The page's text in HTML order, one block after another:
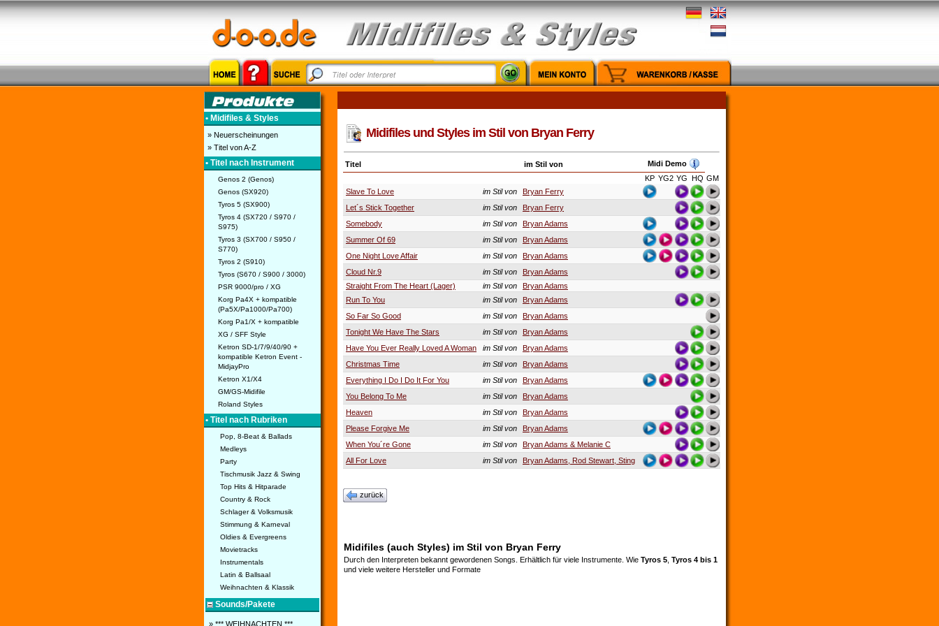
• Midifiles & Styles
» Neuerscheinungen
» Titel von A-Z
• Titel nach Instrument
Genos 2 (Genos)
Genos (SX920)
Tyros 5 (SX900)
Tyros 4 (SX720 / S970 /
S975)
Tyros 3 (SX700 / S950 /
S770)
Tyros 2 (S910)
Tyros (S670 / S900 / 3000)
PSR 9000/pro / XG
Korg Pa4X + kompatible
(Pa5X/Pa1000/Pa700)
Korg Pa1/X + kompatible
XG / SFF Style
Ketron SD-1/7/9/40/90 +
kompatible Ketron Event -
MidjayPro
Ketron X1/X4
GM/GS-Midifile
Roland Styles
• Titel nach Rubriken
Pop, 8-Beat & Ballads
Medleys
Party
Tischmusik Jazz & Swing
Top Hits & Hitparade
Country & Rock
Schlager & Volksmusik
Stimmung & Karneval
Oldies & Evergreens
Movietracks
Instrumentals
Latin & Ballsaal
Weihnachten & Klassik
Sounds/Pakete
» *** WEIHNACHTEN ***
Midifiles und Styles im Stil von Bryan Ferry
Titel im Stil von
Midi Demo
KP YG2 YG HQ GM
Slave To Love
im Stil von
Bryan Ferry
Let´s Stick Together
im Stil von
Bryan Ferry
Somebody
im Stil von
Bryan Adams
Summer Of 69
im Stil von
Bryan Adams
One Night Love Affair
im Stil von
Bryan Adams
Cloud Nr.9
im Stil von
Bryan Adams
Straight From The Heart (Lager)
im Stil von
Bryan Adams
Run To You
im Stil von
Bryan Adams
So Far So Good
im Stil von
Bryan Adams
Tonight We Have The Stars
im Stil von
Bryan Adams
Have You Ever Really Loved A Woman
im Stil von
Bryan Adams
Christmas Time
im Stil von
Bryan Adams
Everything I Do I Do It For You
im Stil von
Bryan Adams
You Belong To Me
im Stil von
Bryan Adams
Heaven
im Stil von
Bryan Adams
Please Forgive Me
im Stil von
Bryan Adams
When You´re Gone
im Stil von
Bryan Adams & Melanie C
All For Love
im Stil von Bryan Adams, Rod Stewart, Sting
zurück
Midifiles (auch Styles) im Stil von Bryan Ferry
Durch den Interpreten bekannt gewordenen Songs. Erhältlich für viele Instrumente. Wie Tyros 5 Tyros 4 bis 1
und viele weitere Hersteller und Formate